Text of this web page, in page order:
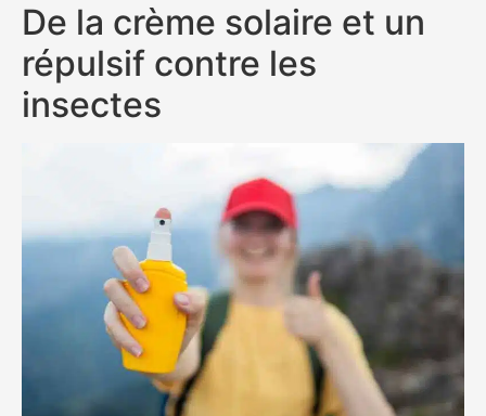
De la crème solaire et un
répulsif contre les
insectes